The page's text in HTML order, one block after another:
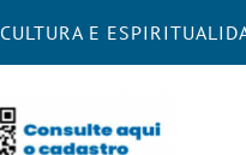
CULTURA E